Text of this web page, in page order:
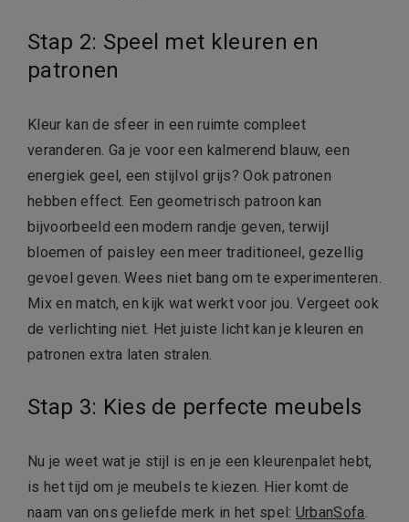
Stap 2: Speel met kleuren en
patronen
Kleur kan de sfeer in een ruimte compleet
veranderen. Ga je voor een kalmerend blauw, een
energiek geel, een stijlvol grijs? Ook patronen
hebben effect. Een geometrisch patroon kan
bijvoorbeeld een modern randje geven, terwijl
bloemen of paisley een meer traditioneel, gezellig
gevoel geven. Wees niet bang om te experimenteren.
Mix en match, en kijk wat werkt voor jou. Vergeet ook
de verlichting niet. Het juiste licht kan je kleuren en
patronen extra laten stralen.
Stap 3: Kies de perfecte meubels
Nu je weet wat je stijl is en je een kleurenpalet hebt,
is het tijd om je meubels te kiezen. Hier komt de
naam van ons geliefde merk in het spel: UrbanSofa